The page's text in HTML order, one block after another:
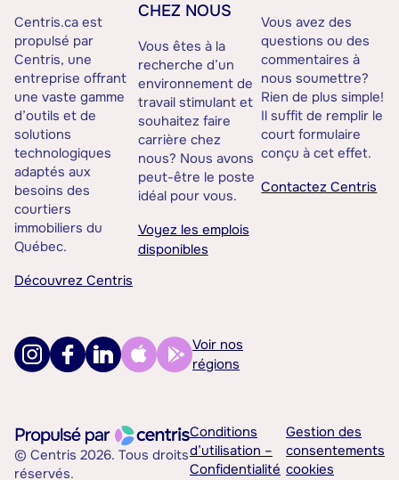
Centris.ca est
propulsé par
Centris, une
entreprise offrant
une vaste gamme
d’outils et de
solutions
technologiques
adaptés aux
besoins des
courtiers
immobiliers du
Québec.
Découvrez Centris
CHEZ NOUS
Vous êtes à la
recherche d’un
environnement de
travail stimulant et
souhaitez faire
carrière chez
nous? Nous avons
peut-être le poste
idéal pour vous.
Voyez les emplois
disponibles
Vous avez des
questions ou des
commentaires à
nous soumettre?
Rien de plus simple!
Il suffit de remplir le
court formulaire
conçu à cet effet.
Contactez Centris
Voir nos
régions
© Centris 2026. Tous droits
réservés.
Conditions
d’utilisation –
Confidentialité
Gestion des
consentements
cookies